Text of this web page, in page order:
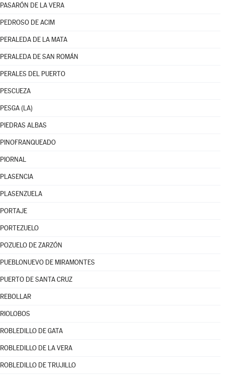
PASARÓN DE LA VERA
PEDROSO DE ACIM
PERALEDA DE LA MATA
PERALEDA DE SAN ROMÁN
PERALES DEL PUERTO
PESCUEZA
PESGA (LA)
PIEDRAS ALBAS
PINOFRANQUEADO
PIORNAL
PLASENCIA
PLASENZUELA
PORTAJE
PORTEZUELO
POZUELO DE ZARZÓN
PUEBLONUEVO DE MIRAMONTES
PUERTO DE SANTA CRUZ
REBOLLAR
RIOLOBOS
ROBLEDILLO DE GATA
ROBLEDILLO DE LA VERA
ROBLEDILLO DE TRUJILLO